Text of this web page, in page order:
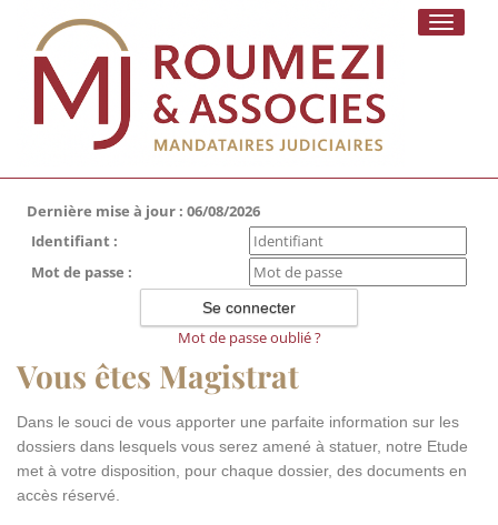
Toggle
Dernière mise à jour : 06/08/2026
Identifiant :
Mot de passe :
Mot de passe oublié ?
Vous êtes Magistrat
Dans le souci de vous apporter une parfaite information sur les
dossiers dans lesquels vous serez amené à statuer, notre Etude
met à votre disposition, pour chaque dossier, des documents en
accès réservé.